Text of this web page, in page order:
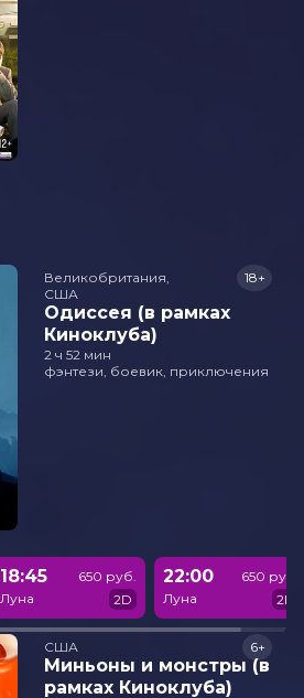
Великобритания,
США
Одиссея (в рамках
Киноклуба)
18+
2 ч 52 мин
фэнтези, боевик, приключения
18:45
Луна
650 руб.
2D
22:00
Луна
650 руб.
2D
США
Миньоны и монстры (в
рамках Киноклуба)
6+